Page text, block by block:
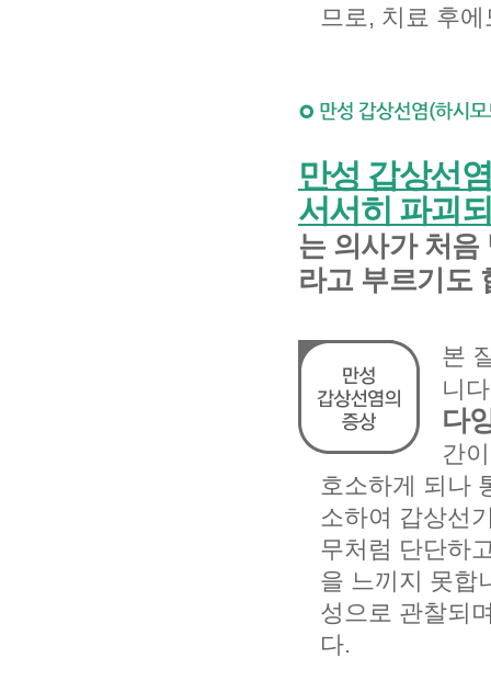
므로, 치료 후
만성 갑상선
서서히 파괴
는 의사가 처음
라고 부르기도
본
니
다
간
호소하게 되나
소하여 갑상선
무처럼 단단하
을 느끼지 못합
성으로 관찰되
다.